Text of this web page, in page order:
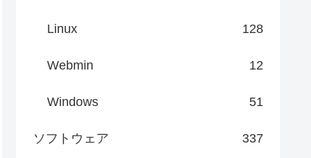
Linux 128
Webmin 12
Windows 51
ソフトウェア 337